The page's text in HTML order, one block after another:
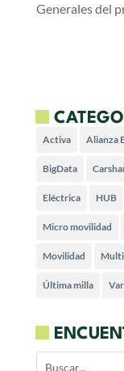
Generales del
Activa Alianza
BigData
Eléctrica HUB
Micro movilidad
Movilidad
Última milla